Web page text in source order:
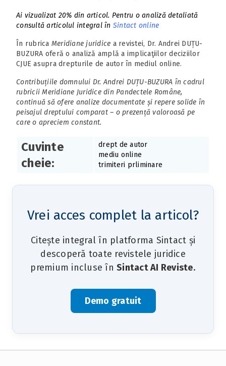
Ai vizualizat 20% din articol. Pentru o analiză detaliată
consultă articolul integral în Sintact online
În rubrica Meridiane juridice a revistei, Dr. Andrei DUȚU-
BUZURA oferă o analiză amplă a implicaţiilor deciziilor
CJUE asupra drepturile de autor în mediul online.
Contribuțiile domnului Dr. Andrei DUȚU-BUZURA în cadrul
rubricii Meridiane Juridice din Pandectele Române,
continuă să ofere analize documentate și repere solide în
peisajul dreptului comparat – o prezență valoroasă pe
care o apreciem constant.
Cuvinte
cheie:
drept de autor
mediu online
trimiteri prliminare
Vrei acces complet la articol?
Citește integral în platforma Sintact și
descoperă toate revistele juridice
premium incluse în Sintact AI Reviste.
Demo gratuit